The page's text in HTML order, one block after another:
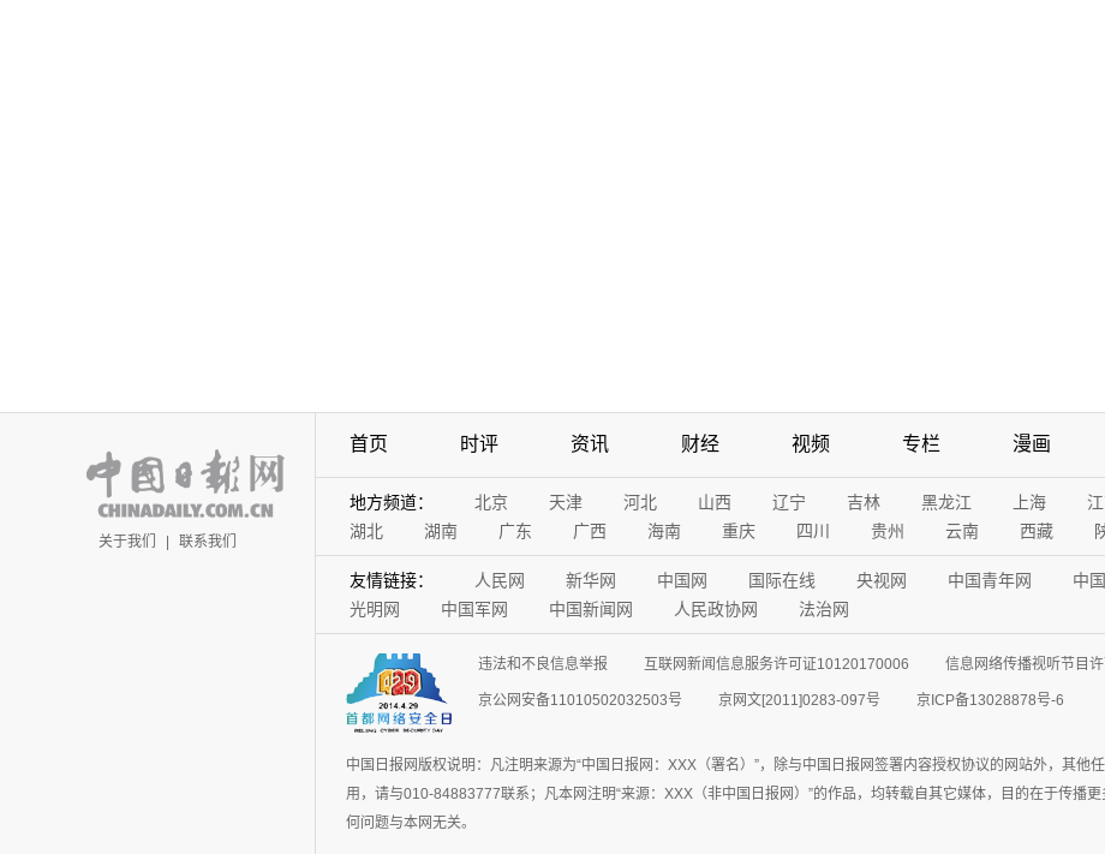
关于我们 | 联系我们
首页 时评 资讯 财经 视频 专栏 漫画
地方频道： 北京 天津 河北 山西 辽宁 吉林 黑龙江 上海
湖北
湖南 广东 广西 海南 重庆 四川 贵州 云南 西藏
友情链接： 人民网 新华网 中国网 国际在线 央视网 中国青年网 中
光明网
中国军网 中国新闻网 人民政协网 法治网
违法和不良信息举报 互联网新闻信息服务许可证10120170006 信息网络传播视听节目
京公网安备11010502032503号 京网文[2011]0283-097号 京ICP备13028878号-6
中国日报网版权说明：凡注明来源为“中国日报网：XXX（署名）”，除与中国日报网签署内容授权协议的网站外，其
用，请与010-84883777联系；凡本网注明“来源：XXX（非中国日报网）”的作品，均转载自其它媒体，目的在于传播
何问题与本网无关。